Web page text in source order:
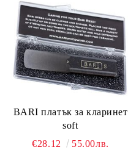
BARI платък за кларинет
soft
€28.12
55.00лв.